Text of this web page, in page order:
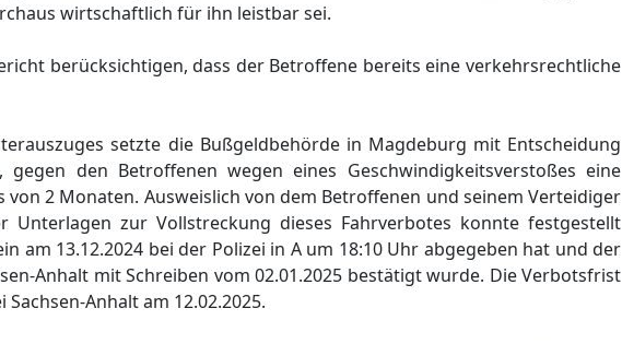
wirtschaftlich für ihn leistbar sei.
berücksichtigen, dass der Betroffene bereits eine verkehrsrechtliche
setzte die Bußgeldbehörde in Magdeburg mit Entscheidung
gegen den Betroffenen wegen eines Geschwindigkeitsverstoßes eine
von 2 Monaten. Ausweislich von dem Betroffenen und seinem Verteidiger
Unterlagen zur Vollstreckung dieses Fahrverbotes konnte festgestellt
am 13.12.2024 bei der Polizei in A um 18:10 Uhr abgegeben hat und der
Anhalt mit Schreiben vom 02.01.2025 bestätigt wurde. Die Verbotsfrist
Anhalt am 12.02.2025.